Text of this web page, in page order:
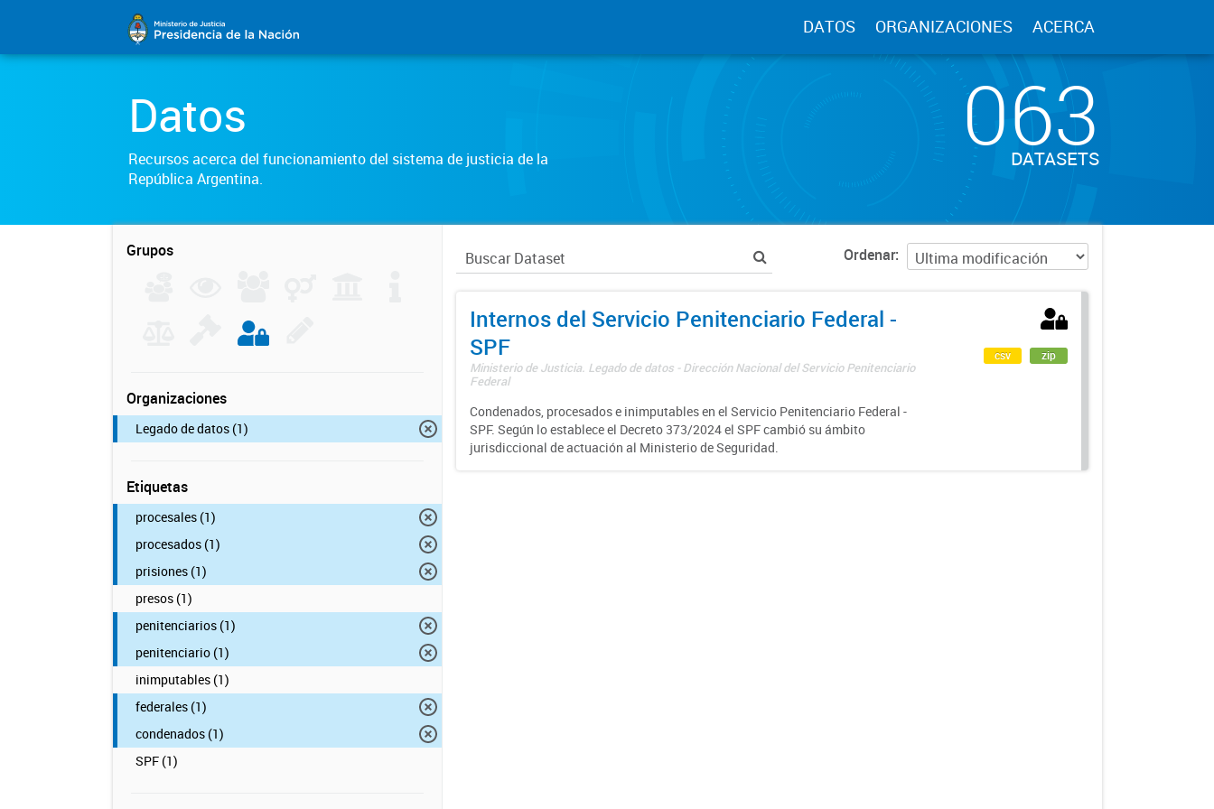
DATOS ORGANIZACIONES ACERCA
Datos
Recursos acerca del funcionamiento del sistema de justicia de la
República Argentina.
063
DATASETS
Grupos
Organizaciones
Legado de datos (1)
Etiquetas
procesales (1)
procesados (1)
prisiones (1)
presos (1)
penitenciarios (1)
penitenciario (1)
inimputables (1)
federales (1)
condenados (1)
SPF (1)
Ordenar
Internos del Servicio Penitenciario Federal -
SPF
Ministerio de Justicia. Legado de datos - Dirección Nacional del Servicio Penitenciario
Federal
Condenados, procesados e inimputables en el Servicio Penitenciario Federal -
SPF. Según lo establece el Decreto 373/2024 el SPF cambió su ámbito
jurisdiccional de actuación al Ministerio de Seguridad.
csv zip